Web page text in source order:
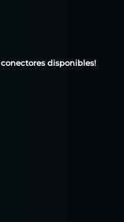
conectores disponibles!